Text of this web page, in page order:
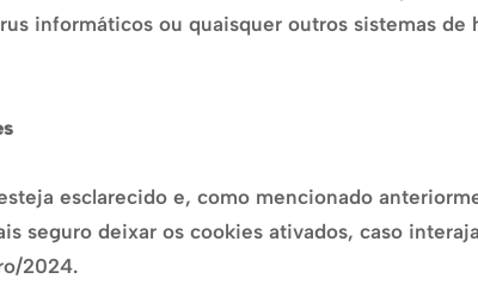
informáticos ou quaisquer outros sistemas
esclarecido e, como mencionado
seguro deixar os cookies ativados, caso
2024.